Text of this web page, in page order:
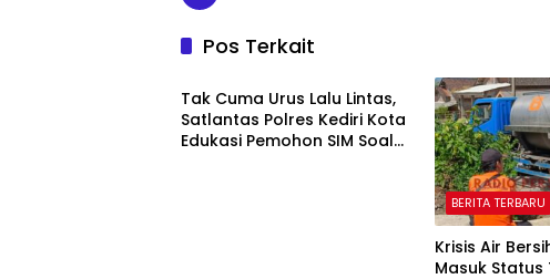
Pos Terkait
BERITA TERBARU
Tak Cuma Urus Lalu Lintas,
Satlantas Polres Kediri Kota
Edukasi Pemohon SIM Soal
BERITA TERBARU
Krisis Air
Masuk